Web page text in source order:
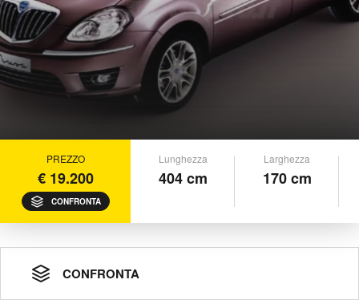
PREZZO
€ 19.200
CONFRONTA
Lunghezza
404 cm
Larghezza
170 cm
CONFRONTA